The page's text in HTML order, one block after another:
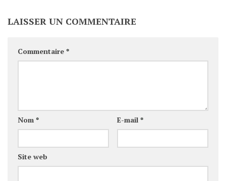
LAISSER UN COMMENTAIRE
Commentaire *
Nom * E-mail *
Site web